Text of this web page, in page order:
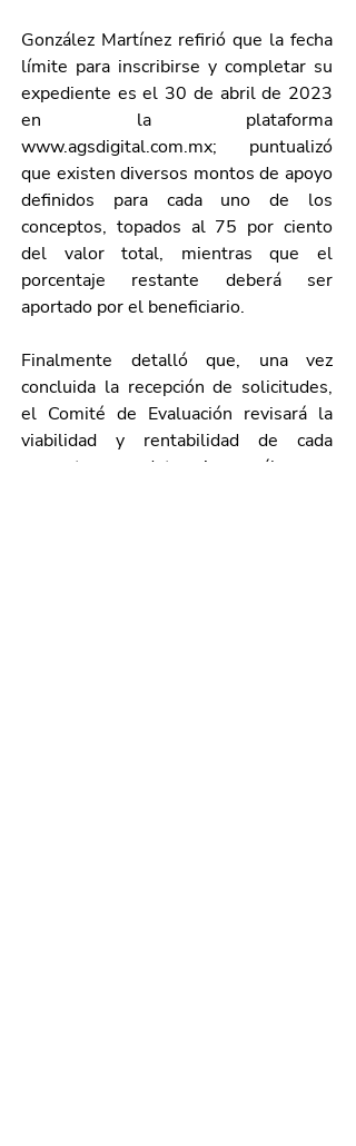
González Martínez refirió que la fecha
límite para inscribirse y completar su
expediente es el 30 de abril de 2023
www.agsdigital.com.mx; puntualizó
que existen diversos montos de apoyo
definidos para cada uno de los
conceptos, topados al 75 por ciento
del valor total, mientras que el
porcentaje restante deberá ser
aportado por el beneficiario.
Finalmente detalló que, una vez
concluida la recepción de solicitudes,
el Comité de Evaluación revisará la
viabilidad y rentabilidad de cada
proyecto para determinar cuáles son